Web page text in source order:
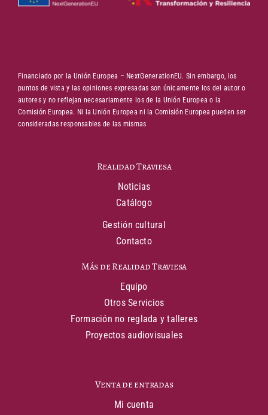
Realidad Traviesa
Noticias
Catálogo
Gestión cultural
Contacto
Más de Realidad Traviesa
Equipo
Otros Servicios
Formación no reglada y talleres
Proyectos audiovisuales
Venta de entradas
Mi cuenta
Financiado por la Unión Europea – NextGenerationEU. Sin embargo, los
puntos de vista y las opiniones expresadas son únicamente los del autor o
autores y no reflejan necesariamente los de la Unión Europea o la
Comisión Europea. Ni la Unión Europea ni la Comisión Europea pueden ser
consideradas responsables de las mismas